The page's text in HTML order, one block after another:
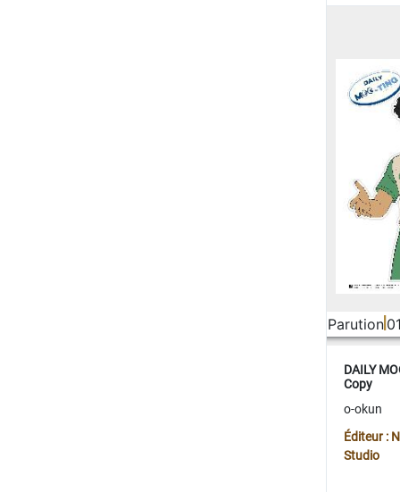
Parution
DAILY
Copy
o-okun
Éditeur :
Studio